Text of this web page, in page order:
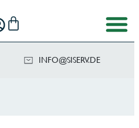
ED.VRE
SIS@OF
NI